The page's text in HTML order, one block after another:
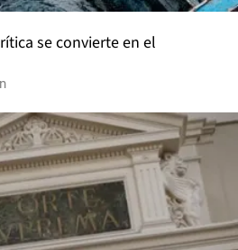
se convierte en el